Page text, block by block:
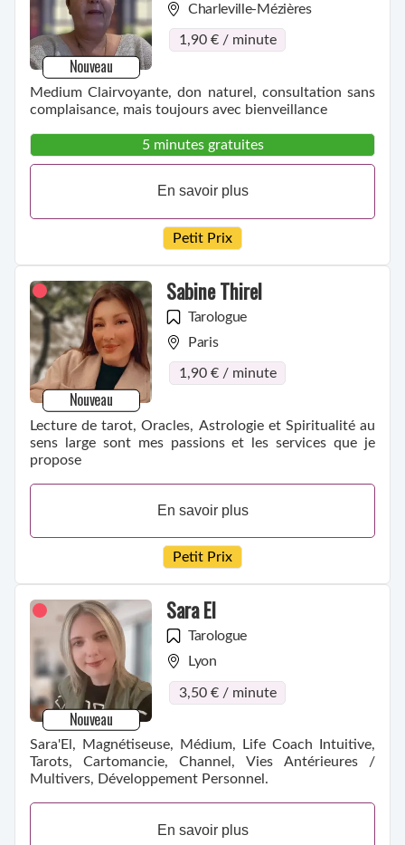
Nouveau
Charleville-Mézières
1,90 € / minute
Medium Clairvoyante, don naturel, consultation sans
complaisance, mais toujours avec bienveillance
5 minutes gratuites
En savoir plus
Petit Prix
Nouveau
Sabine Thirel
Tarologue
Paris
1,90 € / minute
Lecture de tarot, Oracles, Astrologie et Spiritualité au
sens large sont mes passions et les services que je
propose
En savoir plus
Petit Prix
Nouveau
Sara El
Tarologue
Lyon
3,50 € / minute
Sara'El, Magnétiseuse, Médium, Life Coach Intuitive,
Tarots, Cartomancie, Channel, Vies Antérieures /
Multivers, Développement Personnel.
En savoir plus